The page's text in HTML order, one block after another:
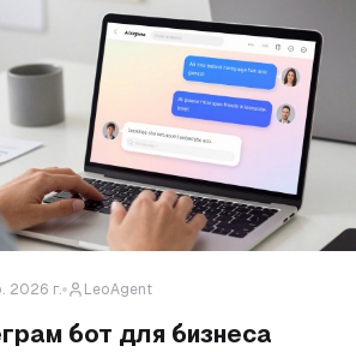
2026 г. LeoAgent
бот для бизнеса